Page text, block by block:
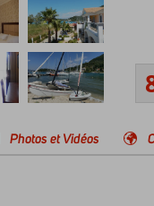
Photos et Vidéos